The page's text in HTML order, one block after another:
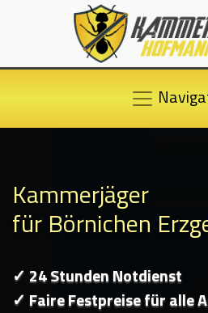
Kammerjäger
für Börnichen
✓ 24 Stunden Notdienst
✓ Faire Festpreise für alle